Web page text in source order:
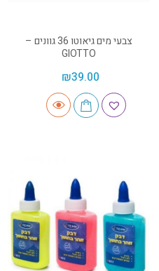
צבעי מים גיאוטו 36 גוונים –
GIOTTO
₪39.00